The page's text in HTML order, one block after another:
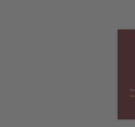
Über
Ich
Artikel